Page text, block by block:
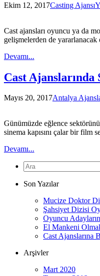
Ekim 12, 2017Casting Ajansı
Cast ajansları oyuncu ya da
gelişmelerden de
Devamı...
Cast
Mayıs 20, 2017Antalya
Günümüzde eğlence
sinema kapısını çalar bir
Devamı...
Son Yazılar
Mucize Doktor
Şahsiyet Dizisi
Oyuncu
El Mankeni
Cast Ajanslarına
Arşivler
Mart 2020